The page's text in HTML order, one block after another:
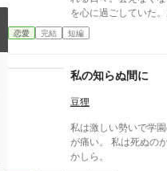
を心に過ごしていた
加し、得意のピアノ
次の日には公爵の幼
われ、相手の提示す
恋愛 完結 短編
私の知らぬ間に
豆狸
私は激しい勢いで学
が痛い。 私は死ぬの
かしら。